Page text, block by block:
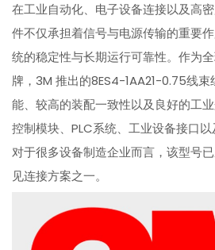
在工业自动化、电子设备连接以及高
件不仅承担着信号与电源传输的重要
统的稳定性与长期运行可靠性。作为
牌，3M 推出的8ES4-1AA21-0.75线
能、较高的装配一致性以及良好的工
控制模块、PLC系统、工业设备接口以
对于很多设备制造企业而言，该型号
见连接方案之一。